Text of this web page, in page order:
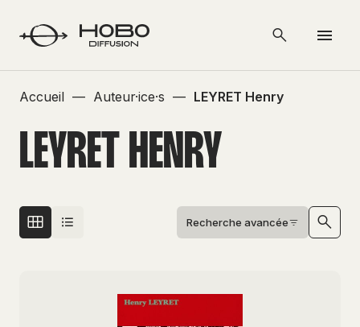
Accueil — Auteur·ice·s — LEYRET Henry
LEYRET HENRY
Recherche avancée